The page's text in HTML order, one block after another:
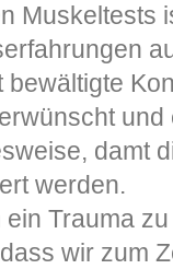
Muskeltests
damt
werden.
Trauma
wir zum